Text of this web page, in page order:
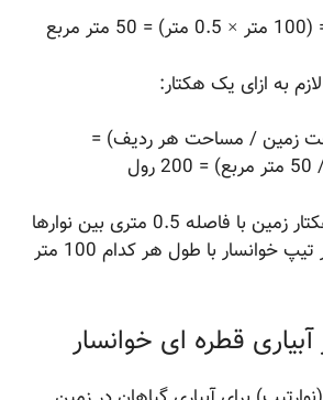
به ازای یک هکتار:
زمین / مساحت هر ردیف) =
بنابراین، برای یک هکتار زمین با فاصله 0.5 متری بین نوارها
نیاز به 200 رول نوار تیپ خوانسار با طول هر کدام 100 متر
قطره ای خوانسار